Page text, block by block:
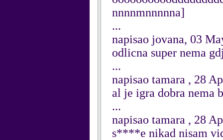
nnnnmnnnnna]
...
napisao jovana, 03
odlicna super nema
...
napisao tamara , 28
al je igra dobra nema
...
napisao tamara , 28
s****e nikad nisam